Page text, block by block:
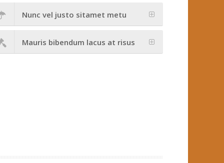
Nunc vel justo sitamet metu
Mauris bibendum lacus at risus